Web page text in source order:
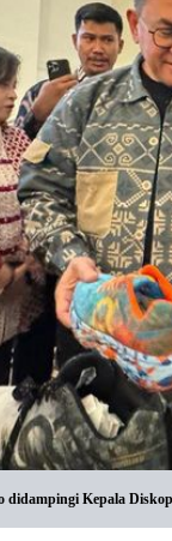
didampingi Kepala